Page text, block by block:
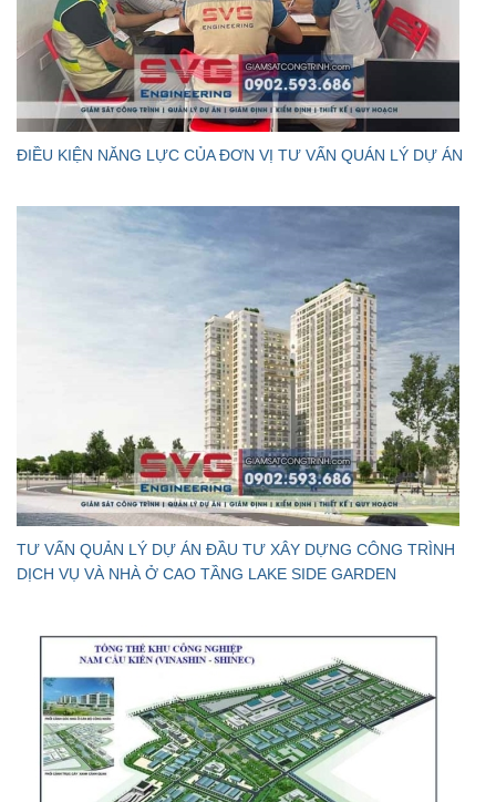
ĐIỀU KIỆN NĂNG LỰC CỦA ĐƠN VỊ TƯ VẤN QUÁN LÝ DỰ ÁN
TƯ VẤN QUẢN LÝ DỰ ÁN ĐẦU TƯ XÂY DỰNG CÔNG TRÌNH
DỊCH VỤ VÀ NHÀ Ở CAO TẦNG LAKE SIDE GARDEN